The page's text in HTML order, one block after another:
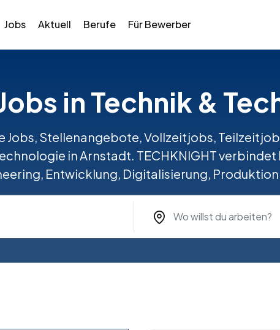
Jobs Aktuell Berufe Für Bewerber
in Technik &
Jobs, Stellenangebote, Vollzeitjobs,
in Arnstadt. TECHKNIGHT
Entwicklung, Digitalisierung,